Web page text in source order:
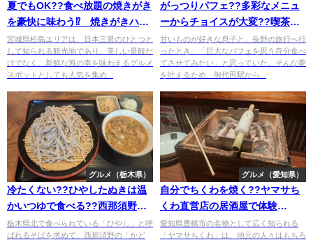
夏でもOK??食べ放題の焼きがき
を豪快に味わう⁉ 焼きがきハウ
ス
宮城県松島エリアは、日本三景のひとつと
して知られる観光地であり、美しい景観だ
けでなく、新鮮な海の幸を味わえるグルメ
スポットとしても人気を集め...
がっつりパフェ??多彩なメニュ
ーからチョイスが大変??喫茶の
んのん
甘いものが好きな息子と、長野の旅行へ行
ったとき、「巨大なパフェを思う存分食べ
てさせてみたい」と思っていた。そんな夢
を叶えるため、御代田駅から...
グルメ（栃木県）
冷たくない??ひやしたぬきは温
かいつゆで食べる??西那須野
かどや
栃木県北で食べられている「ひやし」と呼
ばれるそばを求めて、西那須野の「かど
グルメ（愛知県）
自分でちくわを焼く??ヤマサち
くわ直営店の居酒屋で体験
OK?? 広小路でんでん
愛知県豊橋市の名物として広く知られる
「ヤマサちくわ」は、地元の人々はもちろ